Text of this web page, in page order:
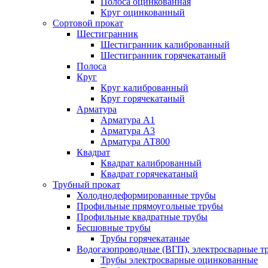
Круг оцинкованный
Сортовой прокат
Шестигранник
Шестигранник калиброванный
Шестигранник горячекатаный
Полоса
Круг
Круг калиброванный
Круг горячекатаный
Арматура
Арматура А1
Арматура А3
Арматура АТ800
Квадрат
Квадрат калиброванный
Квадрат горячекатаный
Трубный прокат
Холоднодеформированные трубы
Профильные прямоугольные трубы
Профильные квадратные трубы
Бесшовные трубы
Трубы горячекатаные
Водогазопроводные (ВГП), электросварные
Трубы электросварные оцинкованные